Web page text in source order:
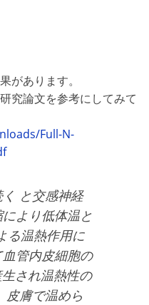
があります。
究論文を参考にしてみて
Full-N-
と交感神経
より低体温と
る温熱作用に
管内皮細胞の
され温熱性の
皮膚で温めら